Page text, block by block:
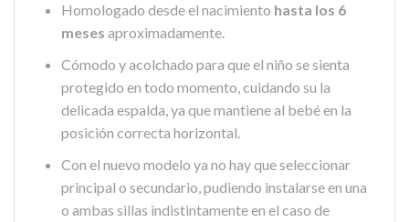
Homologado desde el nacimiento hasta los 6
meses aproximadamente.
Cómodo y acolchado para que el niño se sienta
protegido en todo momento, cuidando su la
delicada espalda, ya que mantiene al bebé en la
posición correcta horizontal.
Con el nuevo modelo ya no hay que seleccionar
principal o secundario, pudiendo instalarse en una
o ambas sillas indistintamente en el caso de